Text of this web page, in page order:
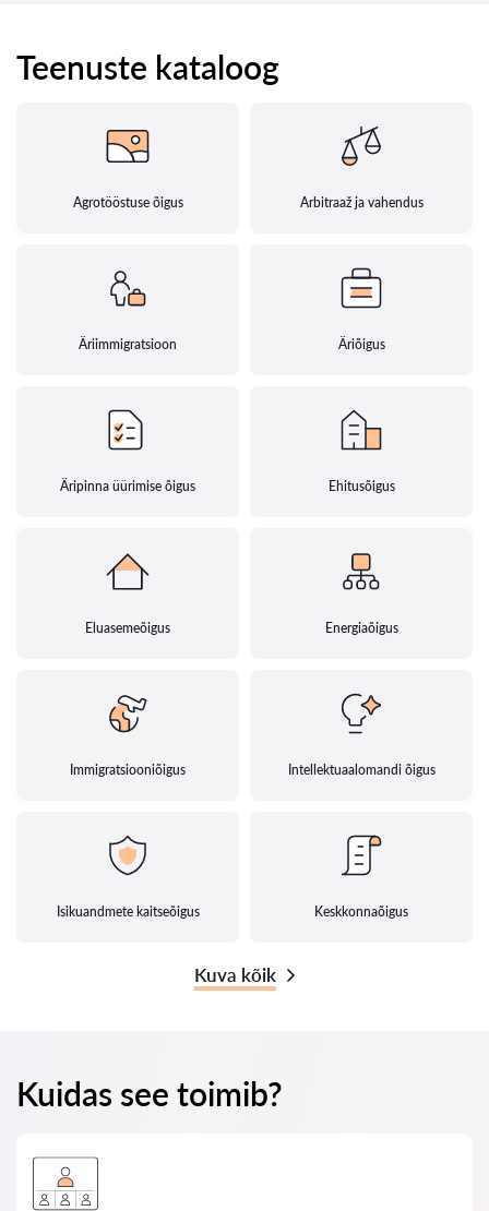
Teenuste kataloog
Agrotööstuse õigus Arbitraaž ja vahendus
Äriimmigratsioon Äriõigus
Äripinna üürimise õigus Ehitusõigus
Eluasemeõigus Energiaõigus
Immigratsiooniõigus Intellektuaalomandi õigus
Isikuandmete kaitseõigus Keskkonnaõigus
Kuva kõik
Kuidas see toimib?